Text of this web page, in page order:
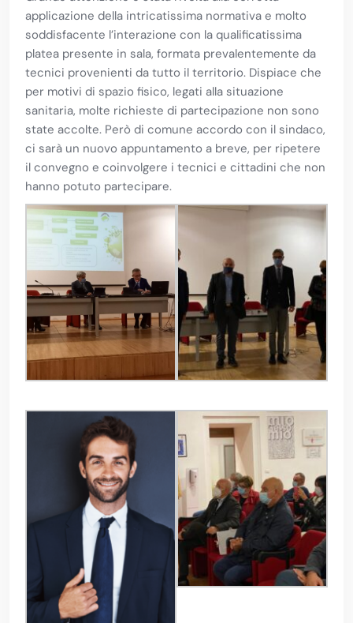
applicazione della intricatissima normativa e molto
soddisfacente l’interazione con la qualificatissima
platea presente in sala, formata prevalentemente da
tecnici provenienti da tutto il territorio. Dispiace che
per motivi di spazio fisico, legati alla situazione
sanitaria, molte richieste di partecipazione non sono
state accolte. Però di comune accordo con il sindaco,
ci sarà un nuovo appuntamento a breve, per ripetere
il convegno e coinvolgere i tecnici e cittadini che non
hanno potuto partecipare.